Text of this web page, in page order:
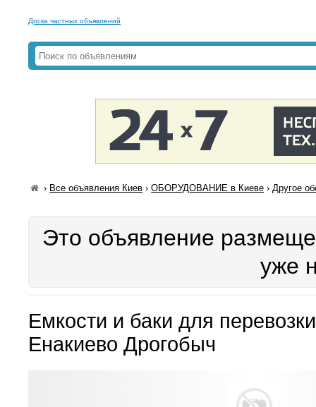
Доска частных объявлений
› Все объявления Киев ›ОБОРУДОВАНИЕ в Киеве ›Другое
Это объявление
уже
Емкости и баки для
Енакиево Дрогобыч